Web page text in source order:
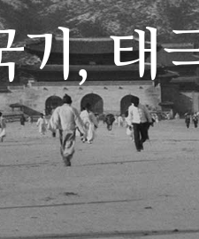
기, 태